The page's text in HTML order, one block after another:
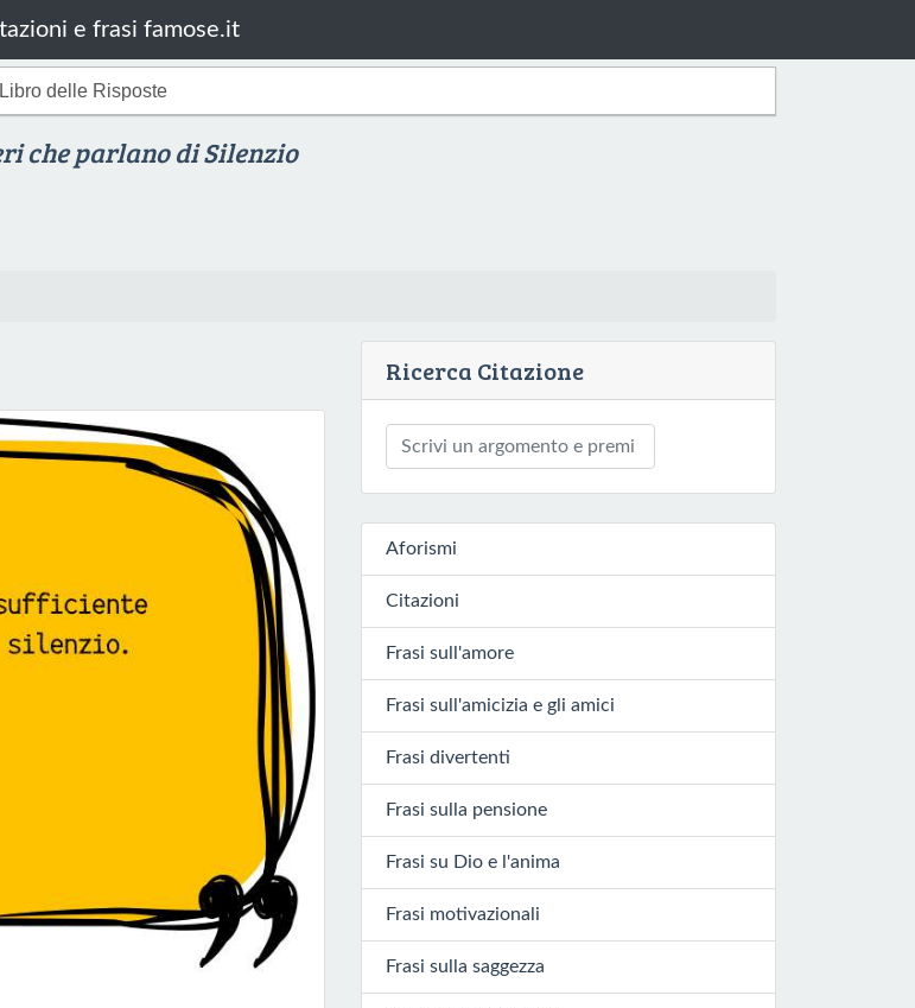
Libro delle Risposte
e frasi famose.it
che parlano di Silenzio
Ricerca Citazione
Aforismi
Citazioni
Frasi sull'amore
Frasi sull'amicizia e gli amici
Frasi divertenti
Frasi sulla pensione
Frasi su Dio e l'anima
Frasi motivazionali
Frasi sulla saggezza